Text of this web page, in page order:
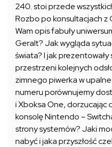
240. stoi przede
Rozbo po konsultacjach z
Wam opis fabuły
Geralt? Jak wygląda
świata? I jak
przestrzeni kolejnych
zimnego piwerka w
numeru porównujemy
i Xboksa One, dorzucając
konsolę Nintendo –
strony systemów? Jaki
nabyć i jaka przyszłość